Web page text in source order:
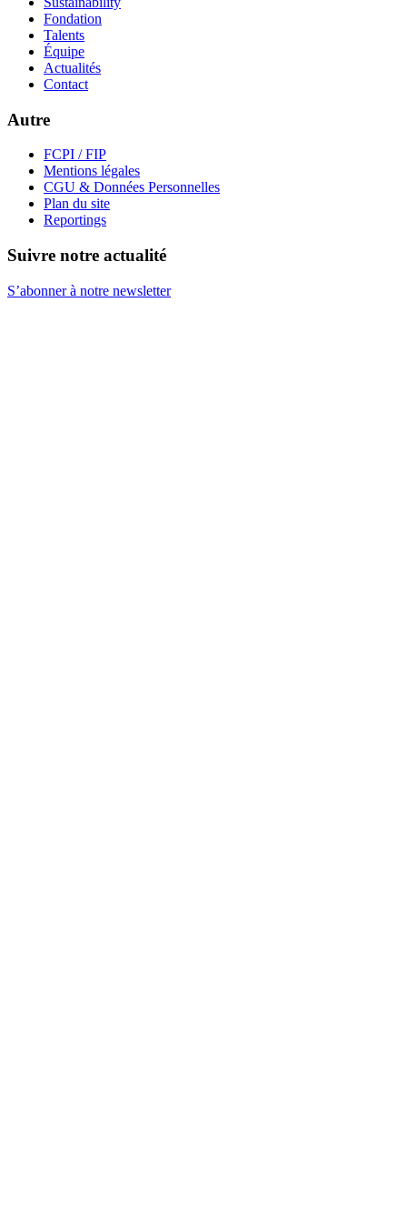
Fondation
Talents
Équipe
Actualités
Contact
Autre
FCPI / FIP
Mentions légales
CGU & Données Personnelles
Plan du site
Reportings
Suivre notre actualité
S’abonner à notre newsletter